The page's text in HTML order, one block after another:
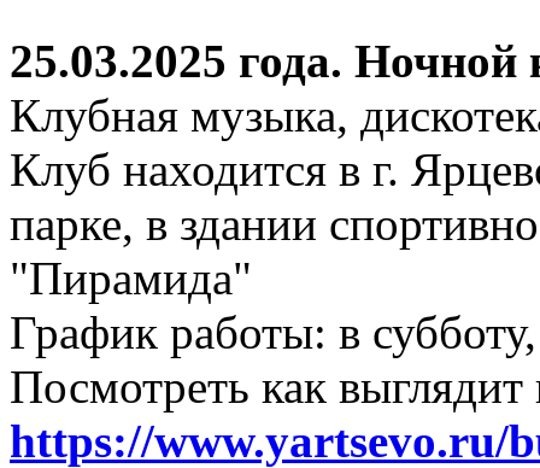
25.03.2025 года.
Клубная музыка,
Клуб находится в г.
парке, в здании
"Пирамида"
График работы: в
Посмотреть как
https://www.yartsevo.ru/